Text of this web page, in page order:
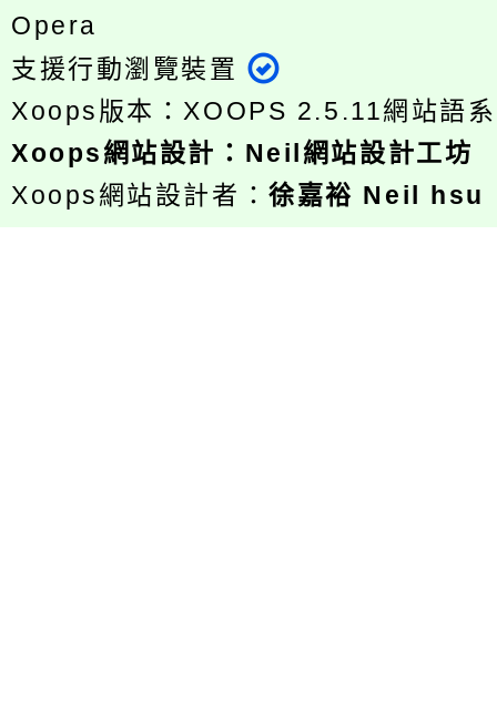
Opera
支援行動瀏覽裝置
Xoops版本： XOOPS 2.5.11網站語
Xoops網站設計 ： Neil網站設計工坊
Xoops網站設計者：徐嘉裕 Neil hsu